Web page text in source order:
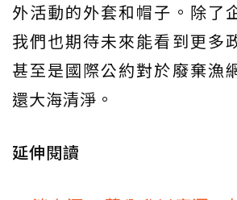
外活動的外套和帽子。除了
我們也期待未來能看到更多
甚至是國際公約對於廢棄漁
還大海清淨。
延伸閱讀